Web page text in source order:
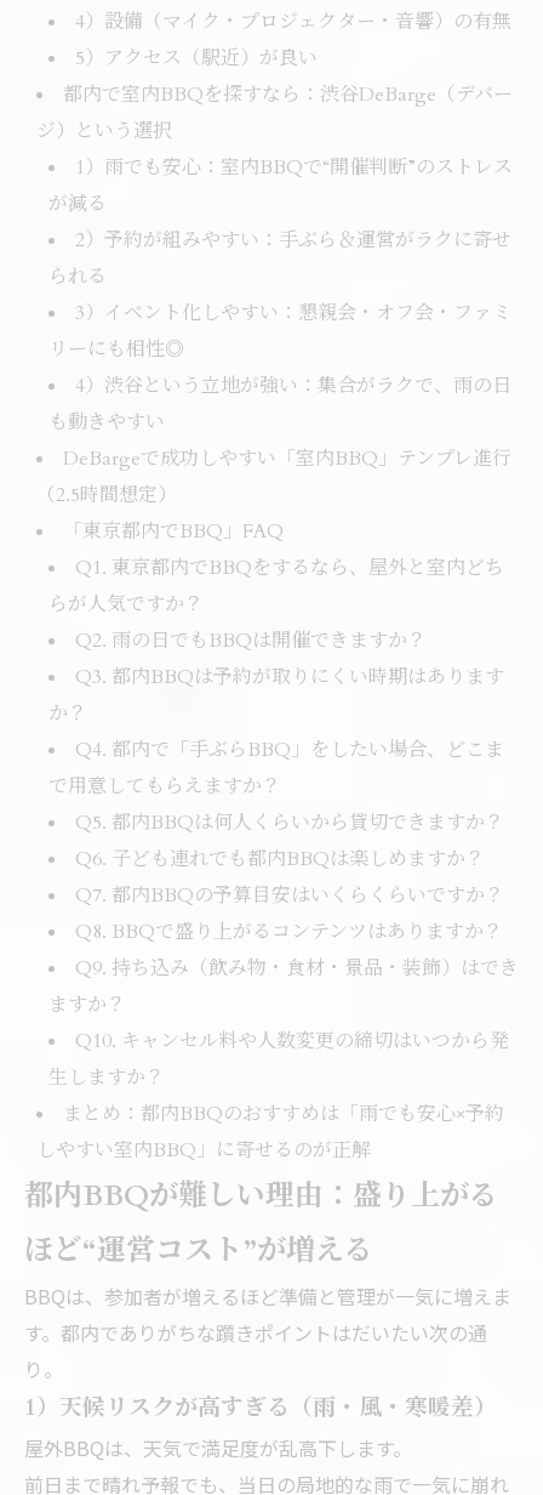
4）設備（マイク・プロジェクター・音響）の有無
5）アクセス（駅近）が良い
都内で室内BBQを探すなら：渋谷DeBarge（デバー
ジ）という選択
1）雨でも安心：室内BBQで“開催判断”のストレス
が減る
2）予約が組みやすい：手ぶら＆運営がラクに寄せ
られる
3）イベント化しやすい：懇親会・オフ会・ファミ
リーにも相性◎
4）渋谷という立地が強い：集合がラクで、雨の日
も動きやすい
DeBargeで成功しやすい「室内BBQ」テンプレ進行
（2.5時間想定）
「東京都内でBBQ」FAQ
Q1. 東京都内でBBQをするなら、屋外と室内どち
らが人気ですか？
Q2. 雨の日でもBBQは開催できますか？
Q3. 都内BBQは予約が取りにくい時期はあります
か？
Q4. 都内で「手ぶらBBQ」をしたい場合、どこま
で用意してもらえますか？
Q5. 都内BBQは何人くらいから貸切できますか？
Q6. 子ども連れでも都内BBQは楽しめますか？
Q7. 都内BBQの予算目安はいくらくらいですか？
Q8. BBQで盛り上がるコンテンツはありますか？
Q9. 持ち込み（飲み物・食材・景品・装飾）はでき
ますか？
Q10. キャンセル料や人数変更の締切はいつから発
生しますか？
まとめ：都内BBQのおすすめは「雨でも安心×予約
しやすい室内BBQ」に寄せるのが正解
都内BBQが難しい理由：盛り上がる
ほど“運営コスト”が増える
BBQは、参加者が増えるほど準備と管理が一気に増えま
す。都内でありがちな躓きポイントはだいたい次の通
り。
1）天候リスクが高すぎる（雨・風・寒暖差）
屋外BBQは、天気で満足度が乱高下します。
前日まで晴れ予報でも、当日の局地的な雨で一気に崩れ